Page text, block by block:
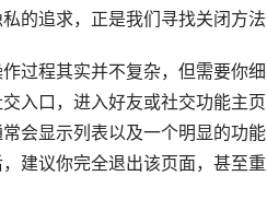
的追求，正是我们寻找关闭方法
过程其实并不复杂，但需要你
入口，进入好友或社交功能主
会显示列表以及一个明显的功
建议你完全退出该页面，甚至